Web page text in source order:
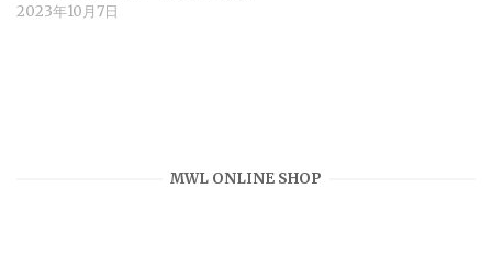
2023年10月7日
MWL ONLINE SHOP